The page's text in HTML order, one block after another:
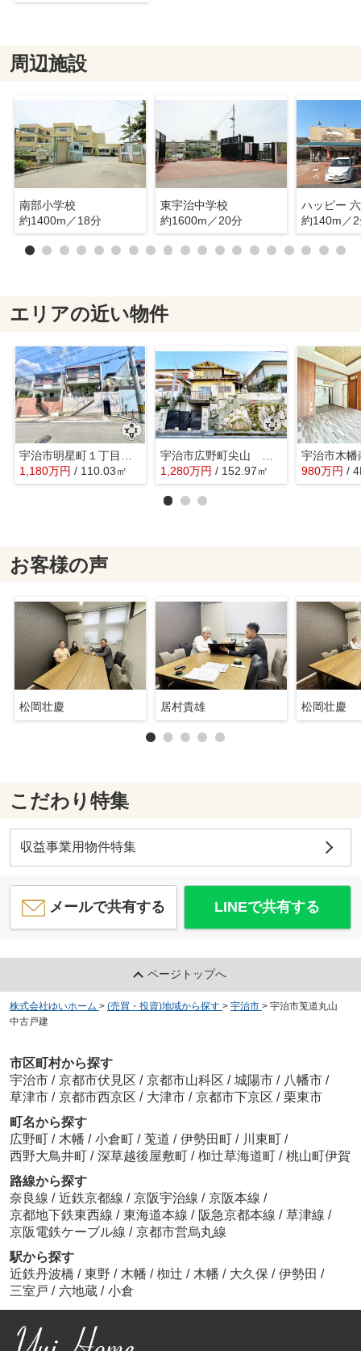
周辺施設
南部小学校
約1400m／18分
東宇治中学校
約1600m／20分
ハッピー
約140m／
エリアの近い物件
宇治市明星町１丁目 土地
1,180万円 / 110.03㎡
宇治市広野町尖山 注文住宅 建築条件なし 土地
1,280万円 / 152.97㎡ 980万円 /
お客様の声
松岡壮慶 居村貴雄 松岡壮慶
こだわり特集
収益事業用物件特集
メールで共有する LINEで共有する
ページトップへ
株式会社ゆいホーム > (売買・投資)地域から探す > 宇治市 > 宇治市莵道丸山
中古戸建
市区町村から探す
宇治市 / 京都市伏見区 / 京都市山科区 / 城陽市 / 八幡市 /
草津市 / 京都市西京区 / 大津市 / 京都市下京区 / 栗東市
町名から探す
広野町 / 木幡 / 小倉町 / 莵道 / 伊勢田町 / 川東町 /
西野大鳥井町 / 深草越後屋敷町 / 椥辻草海道町 / 桃山町伊賀
路線から探す
奈良線 / 近鉄京都線 / 京阪宇治線 / 京阪本線 /
京都地下鉄東西線 / 東海道本線 / 阪急京都本線 / 草津線 /
京阪電鉄ケーブル線 / 京都市営烏丸線
駅から探す
近鉄丹波橋 / 東野 / 木幡 / 椥辻 / 木幡 / 大久保 / 伊勢田 /
三室戸 / 六地蔵 / 小倉